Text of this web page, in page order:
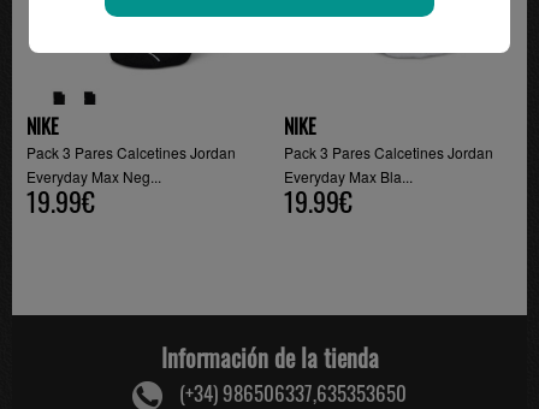
NIKE
Pack 3 Pares Calcetines Jordan
Everyday Max Neg...
19.99€
NIKE
Pack 3 Pares Calcetines Jordan
Everyday Max Bla...
19.99€
Información de la tienda
(+34) 986506337,635353650